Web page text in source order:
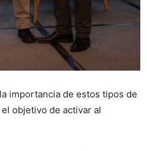
importancia de estos tipos de
objetivo de activar al